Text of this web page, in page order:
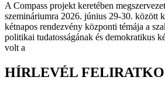
A Compass projekt keretében
szemináriumra 2026. június 29-30. között
kétnapos rendezvény központi témája a
politikai tudatosságának és demokratikus
volt a
HÍRLEVÉL